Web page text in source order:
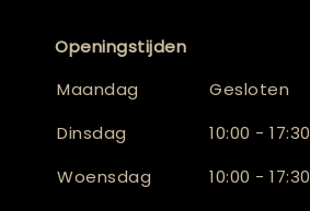
Openingstijden
Maandag
Gesloten
Dinsdag
10:00 - 17:30
Woensdag
10:00 - 17:30